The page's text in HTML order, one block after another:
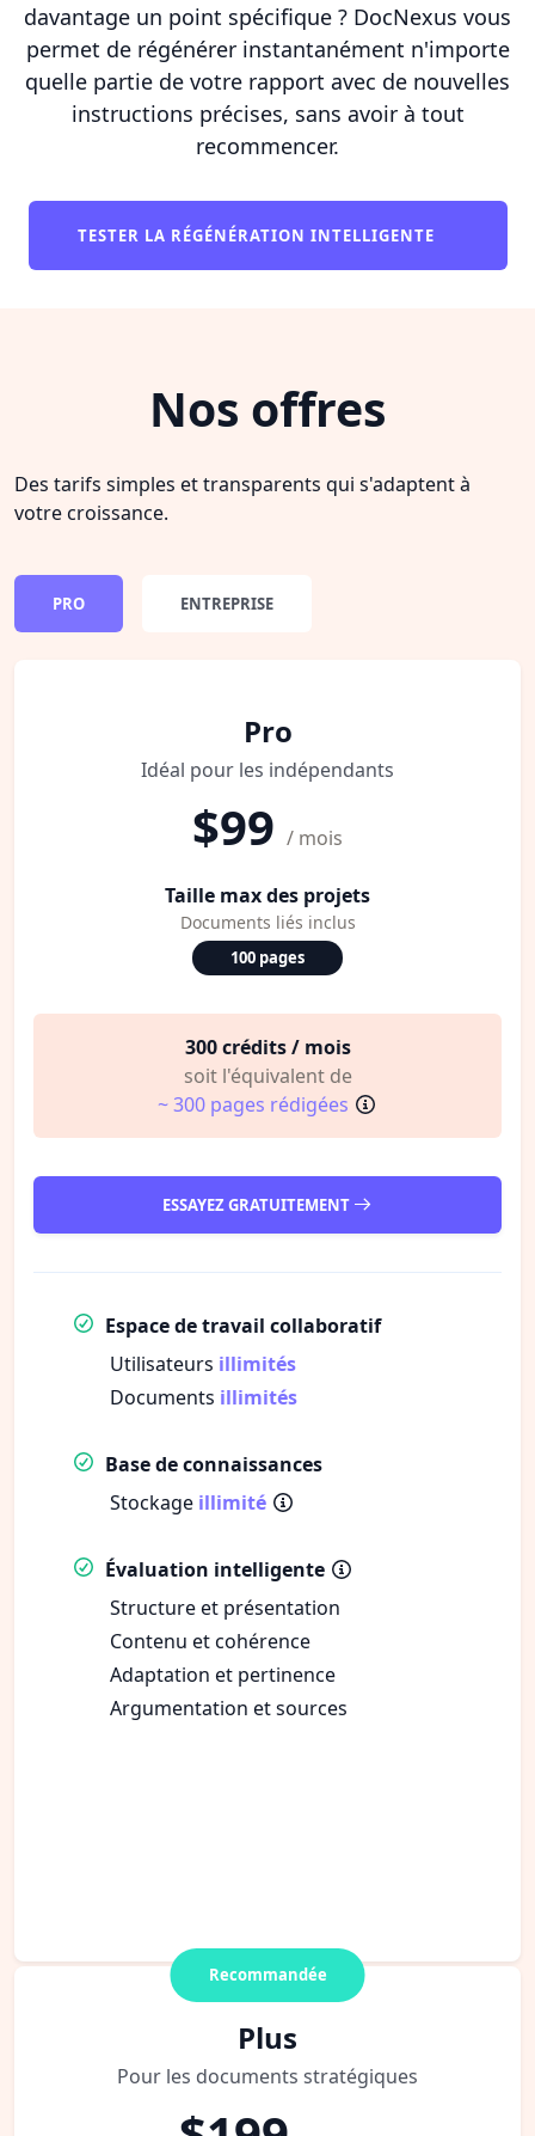
davantage un point spécifique ? DocNexus vous
permet de régénérer instantanément n'importe
quelle partie de votre rapport avec de nouvelles
instructions précises, sans avoir à tout
recommencer.
TESTER LA RÉGÉNÉRATION INTELLIGENTE
Nos offres
Des tarifs simples et transparents qui s'adaptent à
votre croissance.
PRO ENTREPRISE
Pro
Idéal pour les indépendants
$99 / mois
Taille max des projets
Documents liés inclus
100 pages
300 crédits / mois
soit l'équivalent de
~ 300 pages rédigées
ESSAYEZ GRATUITEMENT
Espace de travail collaboratif
Utilisateurs illimités
Documents illimités
Base de connaissances
Stockage illimité
Évaluation intelligente
Structure et présentation
Contenu et cohérence
Adaptation et pertinence
Argumentation et sources
Recommandée
Plus
Pour les documents stratégiques